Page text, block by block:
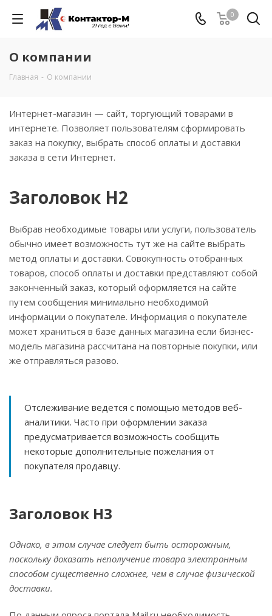
0
О компании
Главная - О компании
Интернет-магазин — сайт, торгующий товарами в
интернете. Позволяет пользователям сформировать
заказ на покупку, выбрать способ оплаты и доставки
заказа в сети Интернет.
Заголовок H2
Выбрав необходимые товары или услуги, пользователь
обычно имеет возможность тут же на сайте выбрать
метод оплаты и доставки. Совокупность отобранных
товаров, способ оплаты и доставки представляют собой
законченный заказ, который оформляется на сайте
путем сообщения минимально необходимой
информации о покупателе. Информация о покупателе
может храниться в базе данных магазина если бизнес-
модель магазина рассчитана на повторные покупки, или
же отправляться разово.
Отслеживание ведется с помощью методов веб-
аналитики. Часто при оформлении заказа
предусматривается возможность сообщить
некоторые дополнительные пожелания от
покупателя продавцу.
Заголовок H3
Однако, в этом случае следует быть осторожным,
поскольку доказать неполучение товара электронным
способом существенно сложнее, чем в случае физической
доставки.